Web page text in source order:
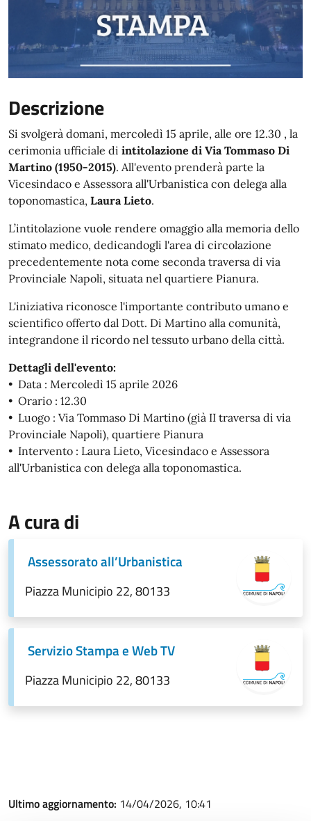
Descrizione
Si svolgerà domani, mercoledì 15 aprile, alle ore 12.30 , la
cerimonia ufficiale di intitolazione di Via Tommaso Di
Martino (1950-2015). All'evento prenderà parte la
Vicesindaco e Assessora all'Urbanistica con delega alla
toponomastica, Laura Lieto.
L’intitolazione vuole rendere omaggio alla memoria dello
stimato medico, dedicandogli l'area di circolazione
precedentemente nota come seconda traversa di via
Provinciale Napoli, situata nel quartiere Pianura.
L'iniziativa riconosce l'importante contributo umano e
scientifico offerto dal Dott. Di Martino alla comunità,
integrandone il ricordo nel tessuto urbano della città.
Dettagli dell'evento:
• Data : Mercoledì 15 aprile 2026
• Orario : 12.30
• Luogo : Via Tommaso Di Martino (già II traversa di via
Provinciale Napoli), quartiere Pianura
• Intervento : Laura Lieto, Vicesindaco e Assessora
all'Urbanistica con delega alla toponomastica.
A cura di
Assessorato all’Urbanistica
Piazza Municipio 22, 80133
Servizio Stampa e Web TV
Piazza Municipio 22, 80133
Ultimo aggiornamento: 14/04/2026, 10:41